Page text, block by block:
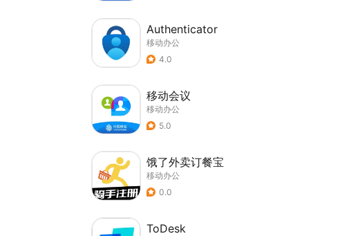
Authenticator
移动办公
4.0
移动会议
移动办公
5.0
饿了外卖订餐宝
移动办公
0.0
ToDesk